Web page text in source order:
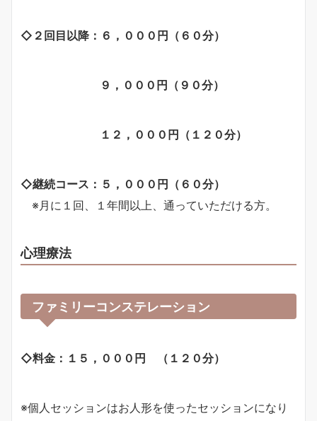
◇２回目以降：６，０００円（６０分）
９，０００円（９０分）
１２，０００円（１２０分）
◇継続コース：５，０００円（６０分）
※月に１回、１年間以上、通っていただける方。
心理療法
ファミリーコンステレーション
◇料金：１５，０００円 （１２０分）
※個人セッションはお人形を使ったセッションになり